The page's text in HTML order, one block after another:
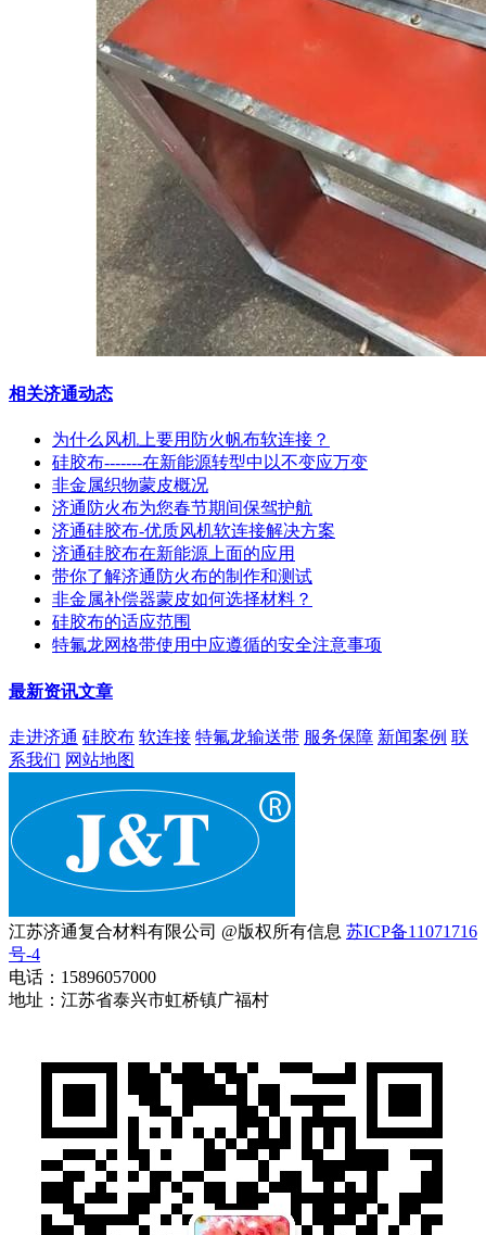
相关济通动态
为什么风机上要用防火帆布软连接？
硅胶布-------在新能源转型中以不变应万变
非金属织物蒙皮概况
济通防火布为您春节期间保驾护航
济通硅胶布-优质风机软连接解决方案
济通硅胶布在新能源上面的应用
带你了解济通防火布的制作和测试
非金属补偿器蒙皮如何选择材料？
硅胶布的适应范围
特氟龙网格带使用中应遵循的安全注意事项
最新资讯文章
走进济通 硅胶布 软连接 特氟龙输送带 服务保障 新闻案例 联
系我们 网站地图
江苏济通复合材料有限公司 @版权所有信息 苏ICP备11071716
号-4
电话：15896057000
地址：江苏省泰兴市虹桥镇广福村